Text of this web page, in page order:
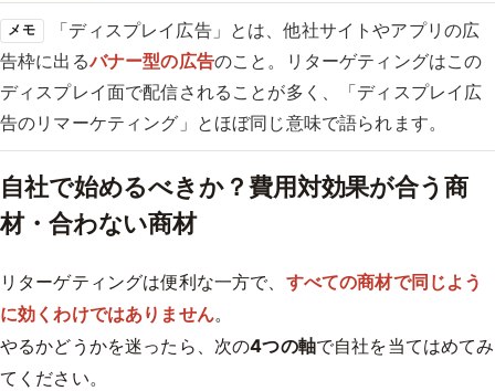
メモ
「ディスプレイ広告」とは、他社サイトやアプリの広
告枠に出るバナー型の広告のこと。リターゲティングはこの
ディスプレイ面で配信されることが多く、「ディスプレイ広
告のリマーケティング」とほぼ同じ意味で語られます。
自社で始めるべきか？費用対効果が合う商
材・合わない商材
リターゲティングは便利な一方で、 すべての商材で同じよう
に効くわけではありません。
やるかどうかを迷ったら、次の4つの軸で自社を当てはめてみ
てください。